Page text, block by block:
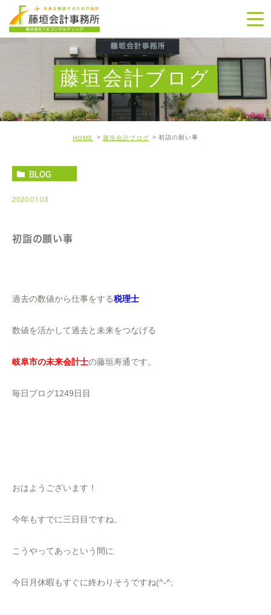
藤垣会計ブログ
HOME 藤垣会計ブログ 初詣の願い事
BLOG
2020.01.03
初詣の願い事
過去の数値から仕事をする税理士
数値を活かして過去と未来をつなげる
岐阜市の未来会計士の藤垣寿通です。
毎日ブログ1249日目
おはようございます！
今年もすでに三日目ですね。
こうやってあっという間に
今日月休暇もすぐに終わりそうですね(^-^;